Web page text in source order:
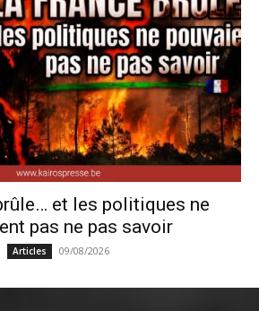
et les politiques ne
pas ne pas savoir
Articles 09/08/2026